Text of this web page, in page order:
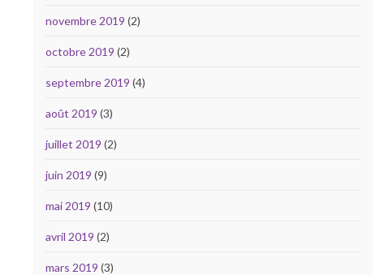
novembre 2019 (2)
octobre 2019 (2)
septembre 2019 (4)
août 2019 (3)
juillet 2019 (2)
juin 2019 (9)
mai 2019 (10)
avril 2019 (2)
mars 2019 (3)